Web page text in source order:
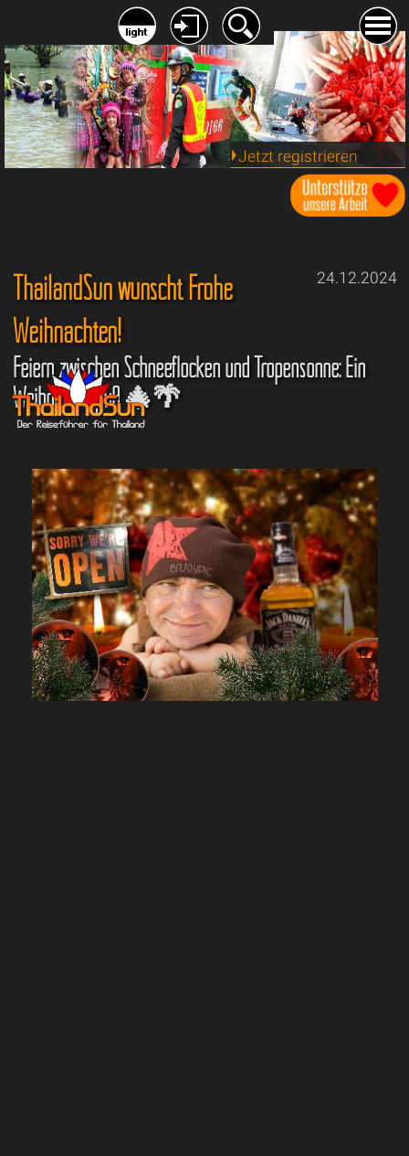
Jetzt registrieren
24.12.2024
ThailandSun wünscht Frohe
Weihnachten!
Feiern zwischen Schneeflocken und Tropensonne: Ein
Weihnachtsgruß 🎄🌴